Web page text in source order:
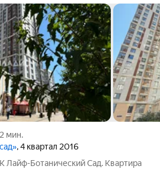
2 мин.
, 4 квартал 2016
Лайф-Ботанический Сад. Квартира